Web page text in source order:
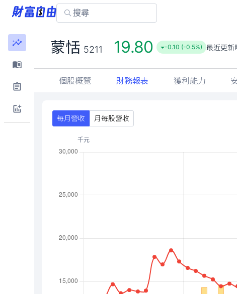
蒙恬 5211 19.80 -0.10 (-0.5%) 最近更新
個股概覽 財務報表 獲利能力
每月營收 月每股營收